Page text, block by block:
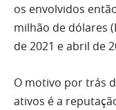
os envolvidos
milhão de dólares
de 2021 e abril de
O motivo por trás
ativos é a